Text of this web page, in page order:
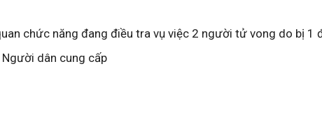
chức năng đang điều tra vụ việc 2 người tử vong do bị
Người dân cung cấp